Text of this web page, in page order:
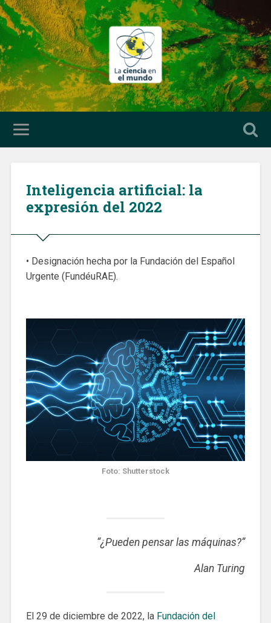
Inteligencia artificial: la
expresión del 2022
• Designación hecha por la Fundación del Español
Urgente (FundéuRAE).
Foto: Shutterstock
“¿Pueden pensar las máquinas?”
Alan Turing
El 29 de diciembre de 2022, la Fundación del